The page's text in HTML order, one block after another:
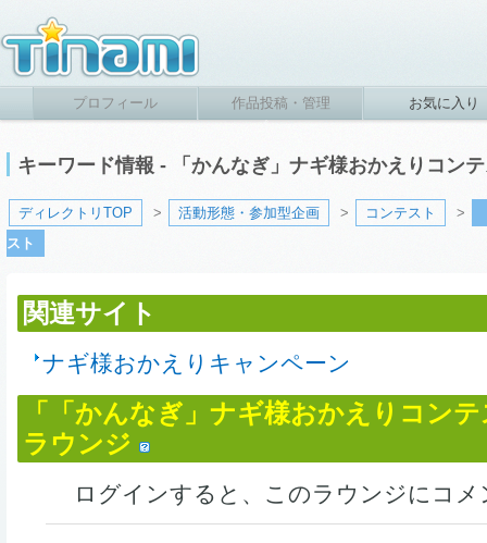
プロフィール 作品投稿・管理 お気に入り
キーワード情報 - 「かんなぎ」ナギ様おかえりコン
ディレクトリTOP > 活動形態・参加型企画 > コンテスト >
スト
関連サイト
ナギ様おかえりキャンペーン
「「かんなぎ」ナギ様おかえりコン
ラウンジ
ログインすると、このラウンジにコ